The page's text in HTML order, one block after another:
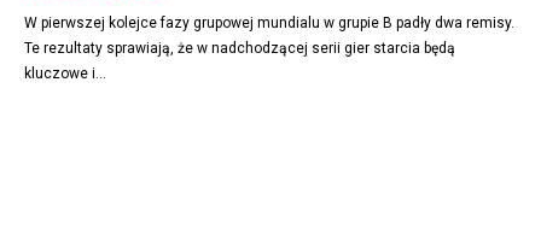
W pierwszej kolejce fazy grupowej mundialu w grupie B padły dwa remisy.
Te rezultaty sprawiają, że w nadchodzącej serii gier starcia będą
kluczowe i...